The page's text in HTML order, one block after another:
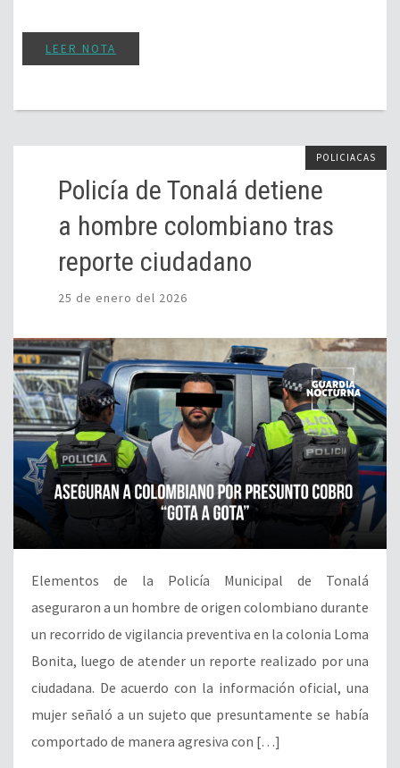
LEER NOTA
POLICIACAS
Policía de Tonalá detiene
a hombre colombiano tras
reporte ciudadano
25 de enero del 2026
Elementos de la Policía Municipal de Tonalá
aseguraron a un hombre de origen colombiano durante
un recorrido de vigilancia preventiva en la colonia Loma
Bonita, luego de atender un reporte realizado por una
ciudadana. De acuerdo con la información oficial, una
mujer señaló a un sujeto que presuntamente se había
comportado de manera agresiva con […]